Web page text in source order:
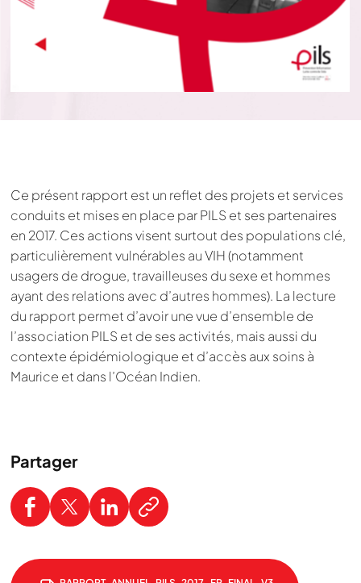
Ce présent rapport est un reﬂet des projets et services
conduits et mises en place par PILS et ses partenaires
en 2017. Ces actions visent surtout des populations clé,
particulièrement vulnérables au VIH (notamment
usagers de drogue, travailleuses du sexe et hommes
ayant des relations avec d’autres hommes). La lecture
du rapport permet d’avoir une vue d’ensemble de
l’association PILS et de ses activités, mais aussi du
contexte épidémiologique et d’accès aux soins à
Maurice et dans l’Océan Indien.
Partager